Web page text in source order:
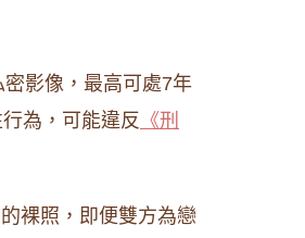
影像，最高可處7年
為，可能違反 《刑
裸照，即便雙方為戀